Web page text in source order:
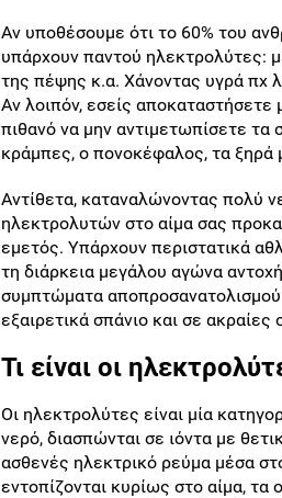
Αν υποθέσουμε ότι το 60% του
υπάρχουν παντού ηλεκτρολύτες:
της πέψης κ.α. Χάνοντας υγρά πχ
Αν λοιπόν, εσείς
πιθανό να μην αντιμετωπίσετε
κράμπες, ο πονοκέφαλος, τα ξηρά
Αντίθετα, καταναλώνοντας πολύ
ηλεκτρολυτών στο αίμα σας
εμετός. Υπάρχουν περιστατικά
τη διάρκεια μεγάλου αγώνα
συμπτώματα
εξαιρετικά σπάνιο και σε ακραίες
Τι είναι οι
Οι ηλεκτρολύτες είναι μία
νερό, διασπώνται σε ιόντα με
ασθενές ηλεκτρικό ρεύμα μέσα
εντοπίζονται κυρίως στο αίμα,